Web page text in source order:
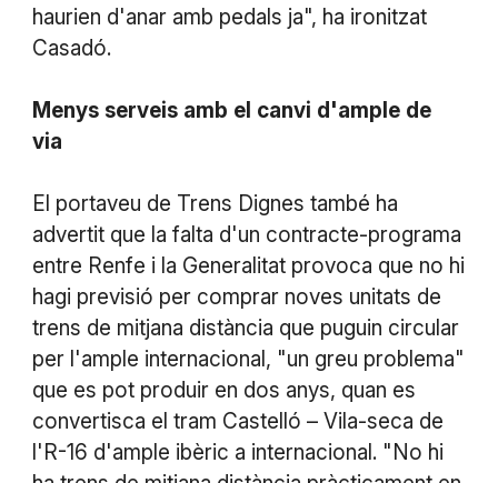
haurien d'anar amb pedals ja", ha ironitzat
Casadó.
Menys serveis amb el canvi d'ample de
via
El portaveu de Trens Dignes també ha
advertit que la falta d'un contracte-programa
entre Renfe i la Generalitat provoca que no hi
hagi previsió per comprar noves unitats de
trens de mitjana distància que puguin circular
per l'ample internacional, "un greu problema"
que es pot produir en dos anys, quan es
convertisca el tram Castelló – Vila-seca de
l'R-16 d'ample ibèric a internacional. "No hi